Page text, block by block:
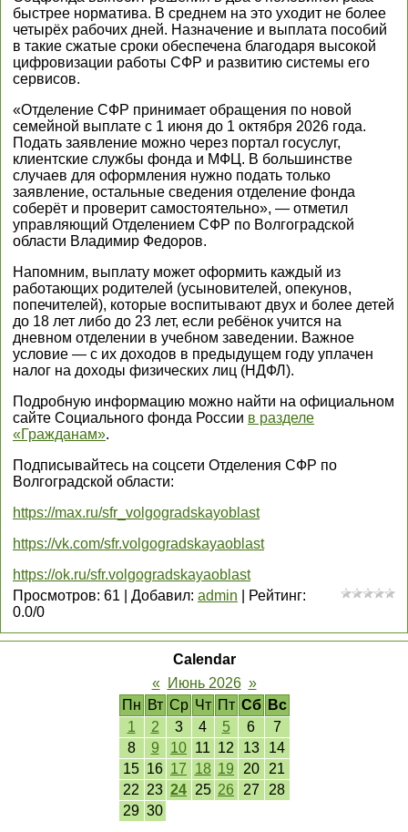
быстрее норматива. В среднем на это уходит не более
четырёх рабочих дней. Назначение и выплата пособий
в такие сжатые сроки обеспечена благодаря высокой
цифровизации работы СФР и развитию системы его
сервисов.
«Отделение СФР принимает обращения по новой
семейной выплате с 1 июня до 1 октября 2026 года.
Подать заявление можно через портал госуслуг,
клиентские службы фонда и МФЦ. В большинстве
случаев для оформления нужно подать только
заявление, остальные сведения отделение фонда
соберёт и проверит самостоятельно», — отметил
управляющий Отделением СФР по Волгоградской
области Владимир Федоров.
Напомним, выплату может оформить каждый из
работающих родителей (усыновителей, опекунов,
попечителей), которые воспитывают двух и более детей
до 18 лет либо до 23 лет, если ребёнок учится на
дневном отделении в учебном заведении. Важное
условие — с их доходов в предыдущем году уплачен
налог на доходы физических лиц (НДФЛ).
Подробную информацию можно найти на официальном
сайте Социального фонда России в разделе
«Гражданам».
Подписывайтесь на соцсети Отделения СФР по
Волгоградской области:
https://max.ru/sfr_volgogradskayoblast
https://vk.com/sfr.volgogradskayaoblast
https://ok.ru/sfr.volgogradskayaoblast
Просмотров: 61 Добавил: admin Рейтинг:
0.0/0
Calendar
«
Июнь 2026 »
Пн Вт Ср Чт Пт Сб
Вс
1
2 3 4 5 6
7
8
9 10 11 12 13
14
15 16 17 18 19 20
21
22 23 24 25 26 27
28
29 30